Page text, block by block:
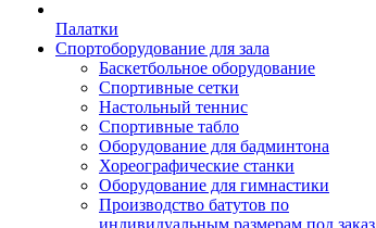
Палатки
Спортоборудование для зала
Баскетбольное оборудование
Спортивные сетки
Настольный теннис
Спортивные табло
Оборудование для бадминтона
Хореографические станки
Оборудование для гимнастики
Производство батутов по
индивидуальным размерам под заказ